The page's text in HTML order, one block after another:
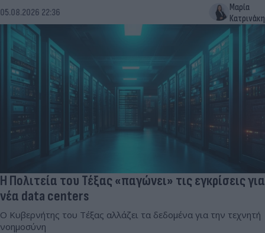
05.08.2026 22:36
Μαρία
Κατρινάκη
Η Πολιτεία του Τέξας «παγώνει» τις εγκρίσεις για
νέα data centers
Ο Κυβερνήτης του Τέξας αλλάζει τα δεδομένα για την τεχνητή
νοημοσύνη